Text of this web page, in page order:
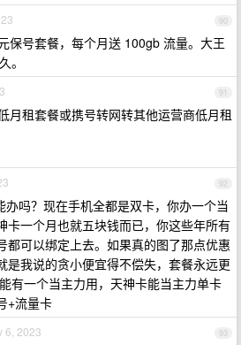
90
保号套餐，每个月送 100gb 流量。大王
。
91
月租套餐或携号转网转其他运营商低月租
92
办吗？现在手机全都是双卡，你办一个当
卡一个月也就五块钱而已，你这些年所有
都可以绑定上去。如果真的图了那点优惠
是我说的贪小便宜得不偿失，套餐永远更
有一个当主力用，天神卡能当主力单卡
+流量卡
93
6, 2023